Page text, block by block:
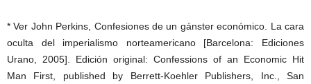
* Ver John Perkins, Confesiones de un gánster económico. La cara
oculta del imperialismo norteamericano [Barcelona: Ediciones
Urano, 2005]. Edición original: Confessions of an Economic Hit
Man First, published by Berrett-Koehler Publishers, Inc., San